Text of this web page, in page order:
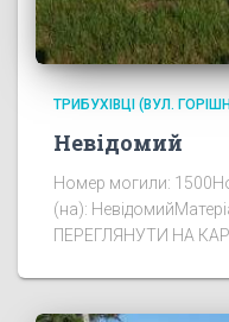
ТРИБУХІВЦІ (ВУЛ.
Невідомий
Номер могили:
(на):
ПЕРЕГЛЯНУТИ НА